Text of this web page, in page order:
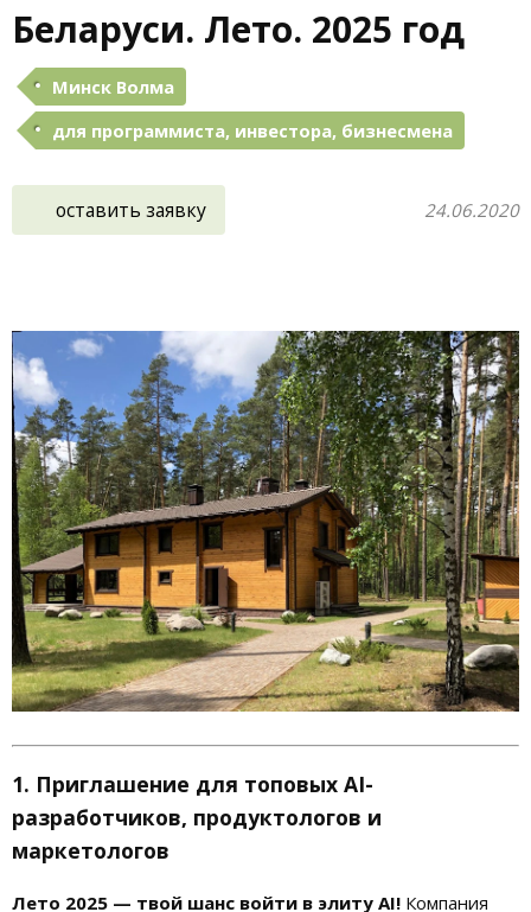
Беларуси. Лето. 2025 год
Минск Волма
для программиста, инвестора, бизнесмена
оставить заявку 24.06.2020
1. Приглашение для топовых AI-
разработчиков, продуктологов и
маркетологов
Лето 2025 — твой шанс войти в элиту AI! Компания